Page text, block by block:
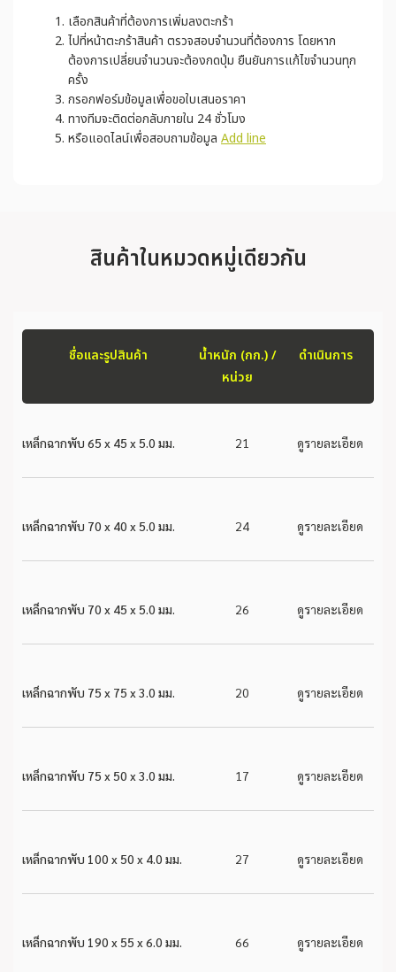
เลือกสินค้าที่ต้องการเพิ่มลงตะกร้า
ไปที่หน้าตะกร้าสินค้า ตรวจสอบจำนวนที่ต้องการ โดยหาก
ต้องการเปลี่ยนจำนวนจะต้องกดปุ่ม ยืนยันการแก้ไขจำนวนทุก
ครั้ง
กรอกฟอร์มข้อมูลเพื่อขอใบเสนอราคา
ทางทีมจะติดต่อกลับภายใน 24 ชั่วโมง
หรือแอดไลน์เพื่อสอบถามข้อมูล Add line
สินค้าในหมวดหมู่เดียวกัน
ชื่อและรูปสินค้า
น้ำหนัก (กก.) /
หน่วย
ดำเนินการ
เหล็กฉากพับ 65 x 45 x 5.0 มม. 21 ดูรายละเอียด
เหล็กฉากพับ 70 x 40 x 5.0 มม. 24 ดูรายละเอียด
เหล็กฉากพับ 70 x 45 x 5.0 มม. 26 ดูรายละเอียด
เหล็กฉากพับ 75 x 75 x 3.0 มม. 20 ดูรายละเอียด
เหล็กฉากพับ 75 x 50 x 3.0 มม. 17 ดูรายละเอียด
เหล็กฉากพับ 100 x 50 x 4.0 มม. 27 ดูรายละเอียด
เหล็กฉากพับ 190 x 55 x 6.0 มม. 66 ดูรายละเอียด